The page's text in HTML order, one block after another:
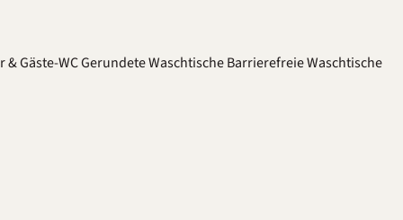
& Gäste-WCGerundete WaschtischeBarrierefreie Waschtische